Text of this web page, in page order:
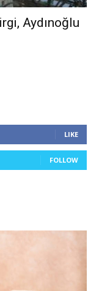
Aydınoğlu
LIKE
FOLLOW